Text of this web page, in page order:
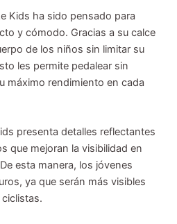
Kids ha sido pensado para
y cómodo. Gracias a su calce
de los niños sin limitar su
les permite pedalear sin
máximo rendimiento en cada
presenta detalles reflectantes
que mejoran la visibilidad en
esta manera, los jóvenes
ya que serán más visibles